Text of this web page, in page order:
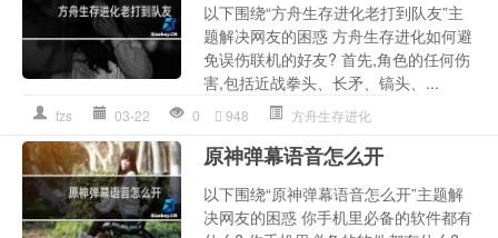
以下围绕“方舟生存进化老打到队友”主
题解决网友的困惑 方舟生存进化如何避
免误伤联机的好友? 首先,角色的任何伤
害,包括近战拳头、长矛、镐头、...
fzs 03-22 0 948 方舟生存进化
原神弹幕语音怎么开
以下围绕“原神弹幕语音怎么开”主题解
决网友的困惑 你手机里必备的软件都有